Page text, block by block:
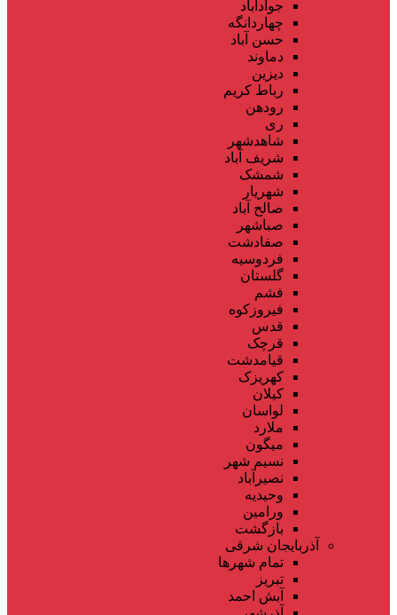
جوادآباد
چهاردانگه
حسن آباد
دماوند
دیزین
رباط کریم
رودهن
ری
شاهدشهر
شریف آباد
شمشک
شهریار
صالح آباد
صباشهر
صفادشت
فردوسیه
گلستان
فشم
فیروزکوه
قدس
قرچک
قیامدشت
کهریزک
کیلان
لواسان
ملارد
میگون
نسیم شهر
نصیرآباد
وحیدیه
ورامین
بازگشت
آذربایجان شرقی
تمام شهر‌ها
تبریز
آبش احمد